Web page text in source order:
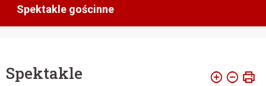
Spektakle gościnne
Spektakle